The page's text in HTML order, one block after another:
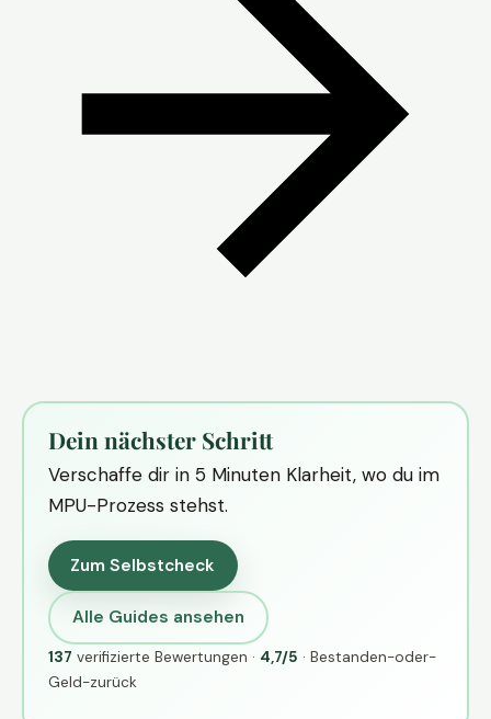
Dein nächster Schritt
Verschaffe dir in 5 Minuten Klarheit, wo du im
MPU-Prozess stehst.
Zum Selbstcheck
Alle Guides ansehen
137 verifizierte Bewertungen · 4,7/5 · Bestanden-oder-
Geld-zurück